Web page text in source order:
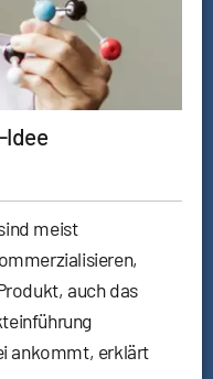
Idee
meist
auch das
ankommt, erklärt